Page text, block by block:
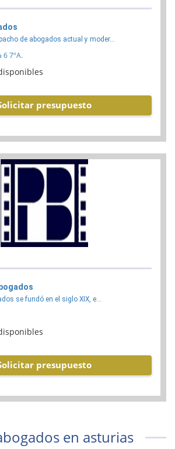
de abogados actual y moder...
6 7ºA.
presupuesto
se fundó en el siglo XIX, e...
presupuesto
en asturias